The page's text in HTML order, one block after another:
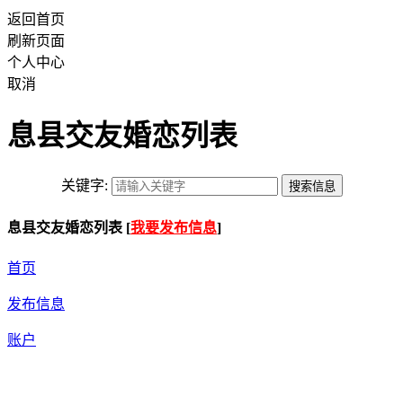
返回首页
刷新页面
个人中心
取消
息县交友婚恋列表
关键字:
息县交友婚恋列表 [我要发布信息]
首页
发布信息
账户